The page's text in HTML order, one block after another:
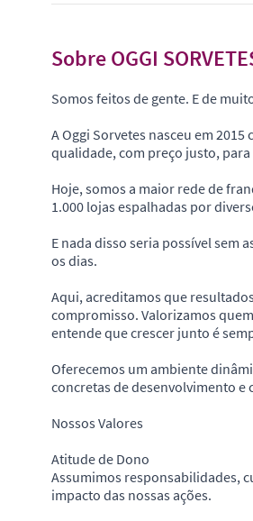
Sobre OGGI
Somos feitos de gente. E de
A Oggi Sorvetes nasceu em
qualidade, com preço justo, para
Hoje, somos a maior rede de
1.000 lojas espalhadas por
E nada disso seria possível sem
os dias.
Aqui, acreditamos que
compromisso. Valorizamos
entende que crescer junto é
Oferecemos um ambiente
concretas de desenvolvimento
Nossos Valores
Atitude de Dono
Assumimos responsabilidades,
impacto das nossas ações.